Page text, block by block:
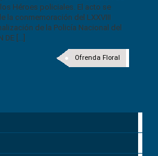
Héroes policiales. El acto se
la conmemoración del LXXVIII
de la Policía Nacional del
DE [...]
Ofrenda Floral